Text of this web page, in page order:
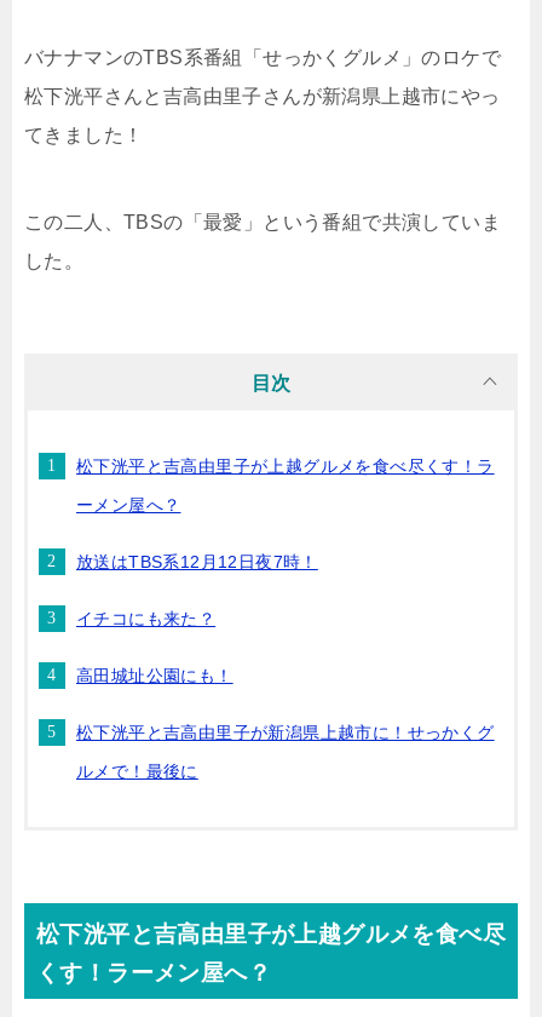
バナナマンのTBS系番組「せっかくグルメ」のロケで
松下洸平さんと吉高由里子さんが新潟県上越市にやっ
てきました！
この二人、TBSの「最愛」という番組で共演していま
した。
目次
松下洸平と吉高由里子が上越グルメを食べ尽くす！ラ
ーメン屋へ？
放送はTBS系12月12日夜7時！
イチコにも来た？
高田城址公園にも！
松下洸平と吉高由里子が新潟県上越市に！せっかくグ
ルメで！最後に
松下洸平と吉高由里子が上越グルメを食べ尽
くす！ラーメン屋へ？